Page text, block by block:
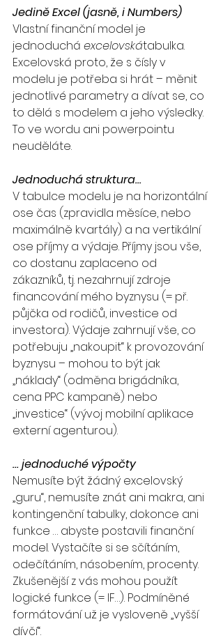
Jedině Excel (jasně, i Numbers)
Vlastní finanční model je
jednoduchá excelovskátabulka.
Excelovská proto, že s čísly v
modelu je potřeba si hrát – měnit
jednotlivé parametry a dívat se, co
to dělá s modelem a jeho výsledky.
To ve wordu ani powerpointu
neuděláte.
Jednoduchá struktura…
V tabulce modelu je na horizontální
ose čas (zpravidla měsíce, nebo
maximálně kvartály) a na vertikální
ose příjmy a výdaje. Příjmy jsou vše,
co dostanu zaplaceno od
zákazníků, tj. nezahrnují zdroje
financování mého byznysu (= př.
půjčka od rodičů, investice od
investora). Výdaje zahrnují vše, co
potřebuju „nakoupit“ k provozování
byznysu – mohou to být jak
„náklady“ (odměna brigádníka,
cena PPC kampaně) nebo
„investice“ (vývoj mobilní aplikace
externí agenturou).
… jednoduché výpočty
Nemusíte být žádný excelovský
„guru“, nemusíte znát ani makra, ani
kontingenční tabulky, dokonce ani
funkce … abyste postavili finanční
model. Vystačíte si se sčítáním,
odečítáním, násobením, procenty.
Zkušenější z vás mohou použít
logické funkce (= IF…). Podmíněné
formátování už je vysloveně „vyšší
dívčí“.